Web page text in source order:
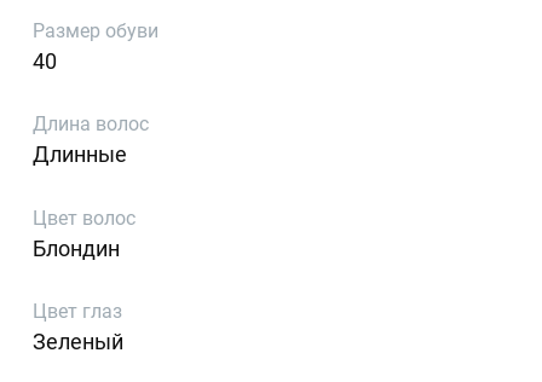
Размер обуви
40
Длина волос
Длинные
Цвет волос
Блондин
Цвет глаз
Зеленый